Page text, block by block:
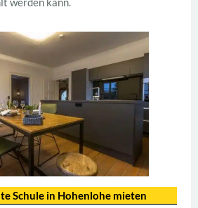
Schule in Hohenlohe mieten